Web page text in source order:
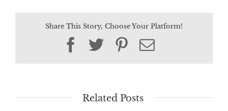
Share This Story, Choose Your Platform!
Facebook
TwitterPinterest
Email
Related Posts